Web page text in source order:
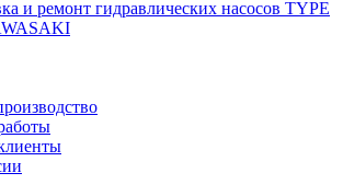
и ремонт гидравлических насосов TYPE